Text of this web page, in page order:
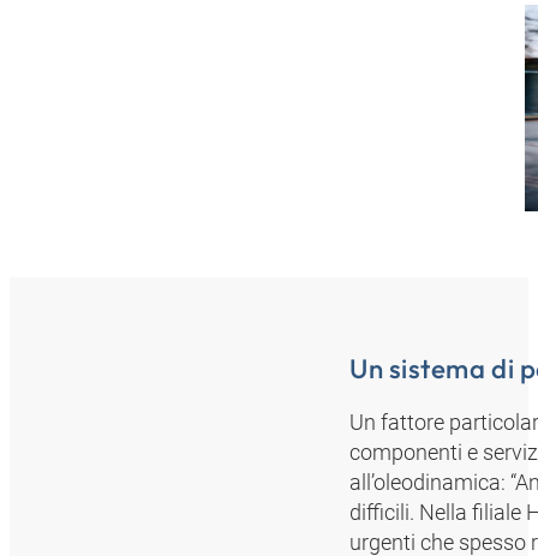
Un sistema di
Un fattore
componenti e
all’oleodinamica:
difficili. Nella filiale
urgenti che spesso